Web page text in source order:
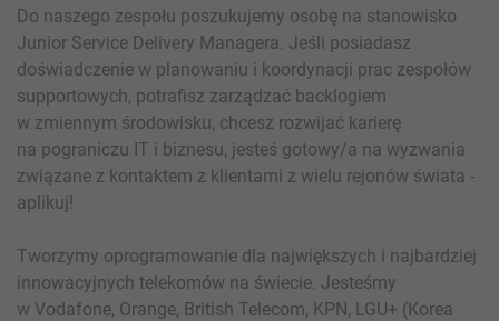
Do naszego zespołu poszukujemy osobę na stanowisko
Junior Service Delivery Managera. Jeśli posiadasz
doświadczenie w planowaniu i koordynacji prac zespołów
supportowych, potrafisz zarządzać backlogiem
w zmiennym środowisku, chcesz rozwijać karierę
na pograniczu IT i biznesu, jesteś gotowy/a na wyzwania
związane z kontaktem z klientami z wielu rejonów świata -
aplikuj!
Tworzymy oprogramowanie dla największych i najbardziej
innowacyjnych telekomów na świecie. Jesteśmy
w Vodafone, Orange, British Telecom, KPN, LGU+ (Korea